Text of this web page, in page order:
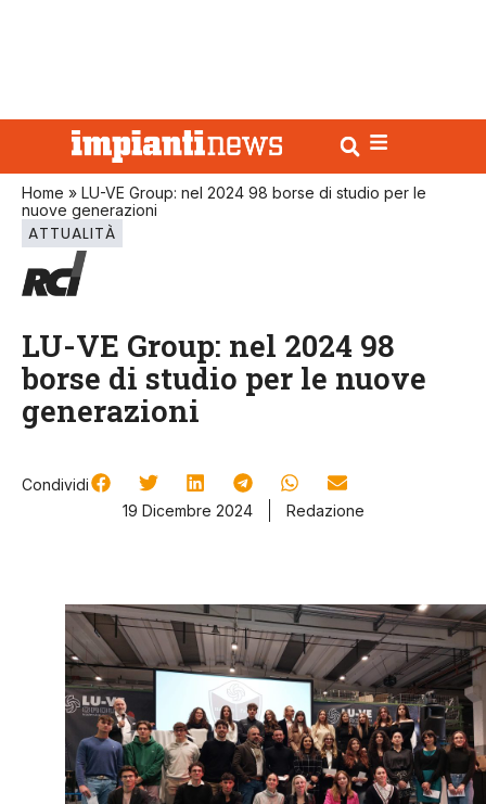
Home » LU-VE Group: nel 2024 98 borse di studio per le
nuove generazioni
ATTUALITÀ
LU-VE Group: nel 2024 98
borse di studio per le nuove
generazioni
Condividi
19 Dicembre 2024
Redazione